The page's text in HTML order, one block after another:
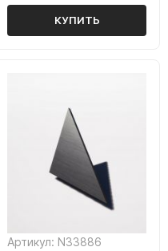
КУПИТЬ
Артикул: N33886